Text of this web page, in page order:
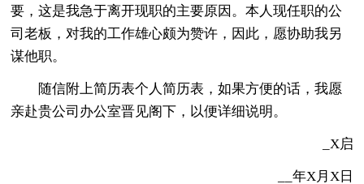
要，这是我急于离开现职的主要原因。本人现任职的公
司老板，对我的工作雄心颇为赞许，因此，愿协助我另
谋他职。
随信附上简历表个人简历表，如果方便的话，我愿
亲赴贵公司办公室晋见阁下，以便详细说明。
_X启
__年X月X日